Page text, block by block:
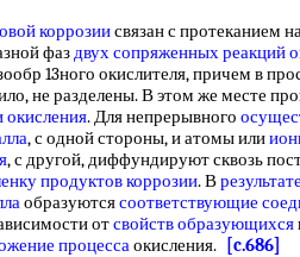
коррозиисвязан с протеканием
фаздвухсопряженных реакций
13ного окислителя, причем в
не разделены. В этом же месте
окисления. Для непрерывного
, с одной стороны, и атомы или
, с другой, диффундируют сквозь
продуктов коррозии. В
образуютсясоответствующие
отсвойств образующихся
процессаокисления.
[c.686]